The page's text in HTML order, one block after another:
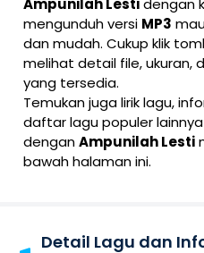
Ampunilah Lestidengan
mengunduh versi MP3
dan mudah. Cukup klik
melihat detail file, ukuran,
yang tersedia.
Temukan juga lirik lagu,
daftar lagu populer
denganAmpunilah Lesti
bawah halaman ini.
Detail Lagu dan